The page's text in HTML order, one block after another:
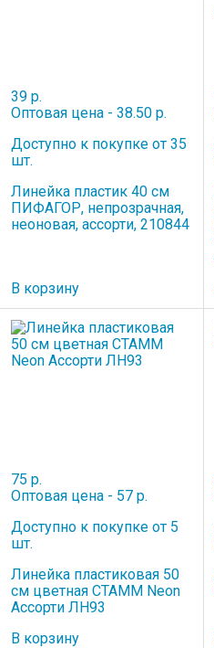
39 р.
Оптовая цена - 38.50 р.
Доступно к покупке от 35
шт.
Линейка пластик 40 см
ПИФАГОР, непрозрачная,
неоновая, ассорти, 210844
В корзину
75 р.
Оптовая цена - 57 р.
Доступно к покупке от 5
шт.
Линейка пластиковая 50
см цветная СТАММ Neon
Ассорти ЛН93
В корзину